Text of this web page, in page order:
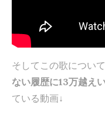
そしてこの歌について
ない履歴に13万越え
ている動画↓